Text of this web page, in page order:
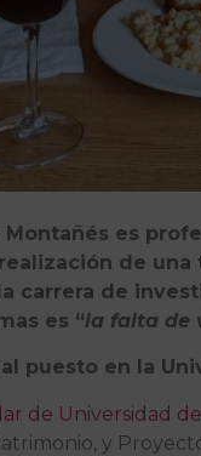
es
de
carrera de
es “la falta de
puesto en la
de Universidad
y